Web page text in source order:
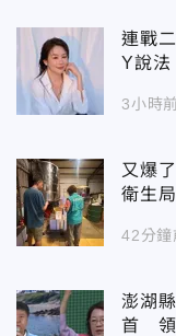
連戰
Y說法
3小時前
又爆
衛生
42分鐘
澎湖
首 領